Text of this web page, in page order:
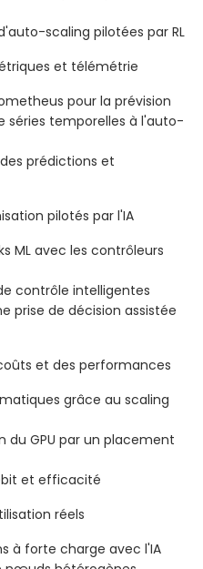
scaling pilotées par RL
et télémétrie
pour la prévision
séries temporelles à l'auto-
prédictions et
pilotés par l'IA
ML avec les contrôleurs
contrôle intelligentes
prise de décision assistée
et des performances
grâce au scaling
du GPU par un placement
et efficacité
réels
à forte charge avec l'IA